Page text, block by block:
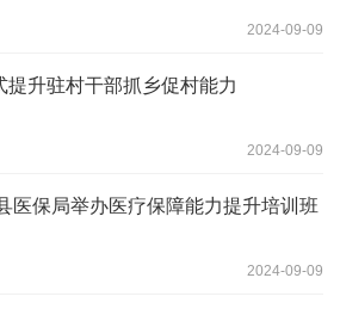
2024-09-09
提升驻村干部抓乡促村能力
2024-09-09
医保局举办医疗保障能力提升培训班
2024-09-09